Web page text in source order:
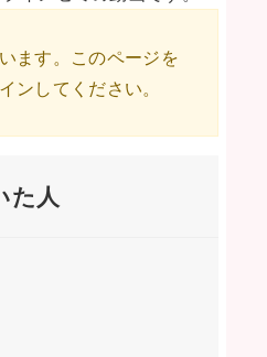
ます。このページを
ンしてください。
た人